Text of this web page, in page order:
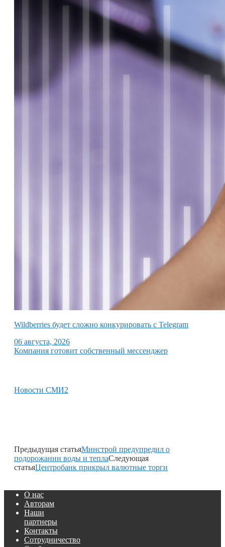
Wildberries будет сложно конкурировать с Telegram
06 августа, 2026
Компания готовит собственный мессенджер
Новости СМИ2
Предыдущая статьяМинстрой предупредил о
подорожании воды и теплаСледующая
статьяЦентробанк прикрыл валютные торги
О нас
Авторам
Наши
партнеры
Контакты
Сотрудничество